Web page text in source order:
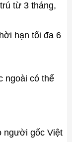
từ 3 tháng,
hạn tối đa 6
ngoài có thể
người gốc Việt